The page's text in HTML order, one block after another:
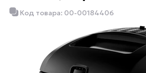
Код товара: 00-00184406